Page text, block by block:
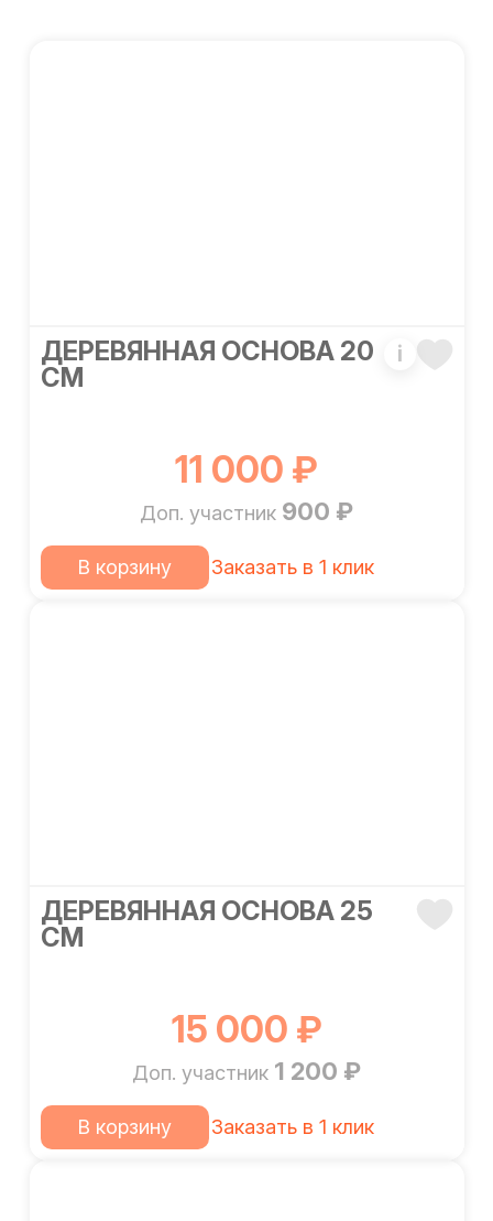
ДЕРЕВЯННАЯ ОСНОВА 20
СМ
i
11 000 ₽
Доп. участник 900 ₽
В корзину Заказать в 1 клик
ДЕРЕВЯННАЯ ОСНОВА 25
СМ
15 000 ₽
Доп. участник 1 200 ₽
В корзину Заказать в 1 клик